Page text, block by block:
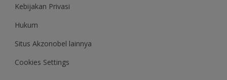
Kebijakan Privasi
Hukum
Situs Akzonobel lainnya
Cookies Settings